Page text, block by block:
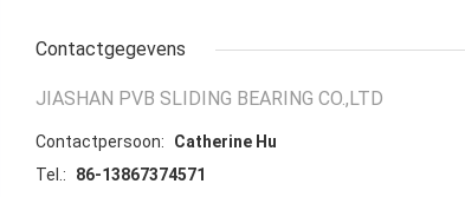
Contactgegevens
JIASHAN PVB SLIDING BEARING CO.,LTD
Contactpersoon:
Catherine Hu
Tel.:
86-13867374571